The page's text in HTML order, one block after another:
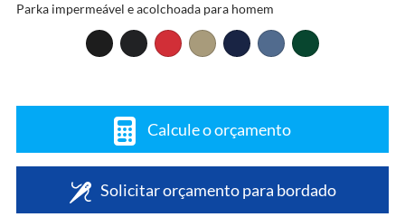
Parka impermeável e acolchoada para homem
Calcule o orçamento
Solicitar orçamento para bordado